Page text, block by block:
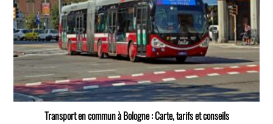
Transport en commun à Bologne : Carte, tarifs et conseils